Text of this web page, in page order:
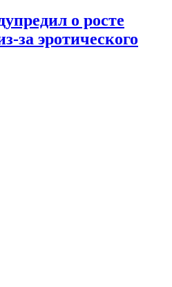
о росте
за эротического